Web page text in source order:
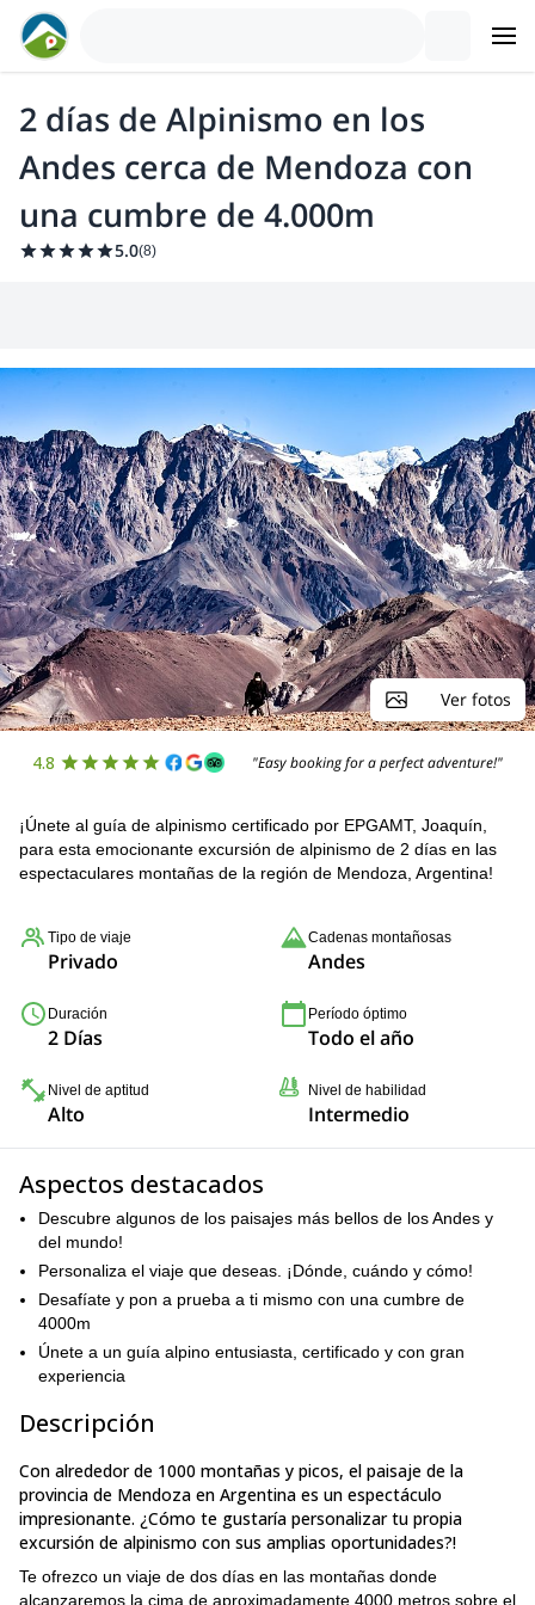
2 días de Alpinismo en los
Andes cerca de Mendoza con
una cumbre de 4.000m
5.0(8)
Ver fotos
4.8 "Easy booking for a perfect adventure!"
¡Únete al guía de alpinismo certificado por EPGAMT, Joaquín,
para esta emocionante excursión de alpinismo de 2 días en las
espectaculares montañas de la región de Mendoza, Argentina!
Tipo de viaje
Privado
Cadenas montañosas
Andes
Duración
2 Días
Período óptimo
Todo el año
Nivel de aptitud
Alto
Nivel de habilidad
Intermedio
Aspectos destacados
Descubre algunos de los paisajes más bellos de los Andes y
del mundo!
Personaliza el viaje que deseas. ¡Dónde, cuándo y cómo!
Desafíate y pon a prueba a ti mismo con una cumbre de
4000m
Únete a un guía alpino entusiasta, certificado y con gran
experiencia
Descripción
Con alrededor de 1000 montañas y picos, el paisaje de la
provincia de Mendoza en Argentina es un espectáculo
impresionante. ¿Cómo te gustaría personalizar tu propia
excursión de alpinismo con sus amplias oportunidades?!
Te ofrezco un viaje de dos días en las montañas donde
alcanzaremos la cima de aproximadamente 4000 metros sobre el